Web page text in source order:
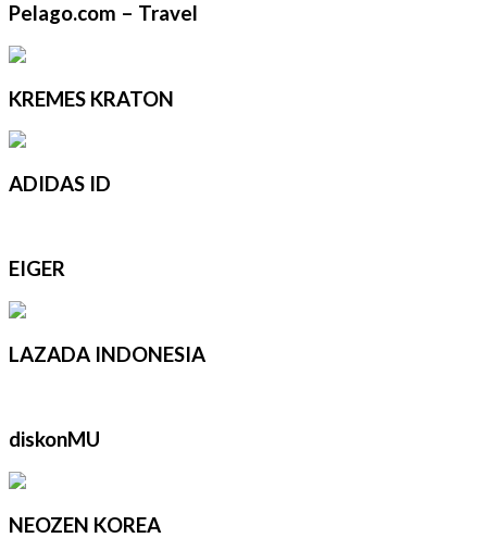
Pelago.com – Travel
KREMES KRATON
ADIDAS ID
EIGER
LAZADA INDONESIA
diskonMU
NEOZEN KOREA